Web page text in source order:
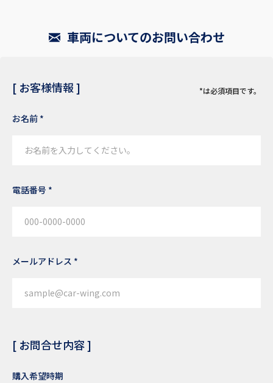
車両についてのお問い合わせ
[ お客様情報 ] *は必須項目です。
お名前 *
電話番号 *
メールアドレス *
[ お問合せ内容 ]
購入希望時期